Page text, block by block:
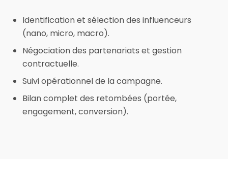
Identification et sélection des influenceurs
(nano, micro, macro).
Négociation des partenariats et gestion
contractuelle.
Suivi opérationnel de la campagne.
Bilan complet des retombées (portée,
engagement, conversion).